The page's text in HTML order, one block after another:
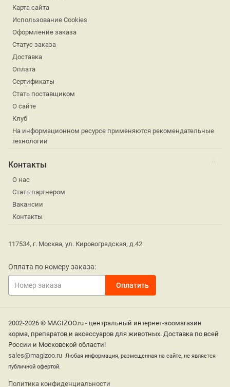
Карта сайта
Использование Cookies
Оформление заказа
Статус заказа
Доставка
Оплата
Сертификаты
Стать поставщиком
О сайте
Клуб
На информационном ресурсе применяются рекомендательные
технологии
Контакты
О нас
Стать партнером
Вакансии
Контакты
117534, г. Москва, ул. Кировоградская, д.42
Оплата по номеру заказа:
2002-2026 © MAGIZOO.ru - центральный интернет-зоомагазин
корма, препаратов и аксессуаров для животных. Доставка по всей
России и Московской области!
sales@magizoo.ru Любая информация, размещенная на сайте, не является
публичной офертой.
Политика конфиденциальности